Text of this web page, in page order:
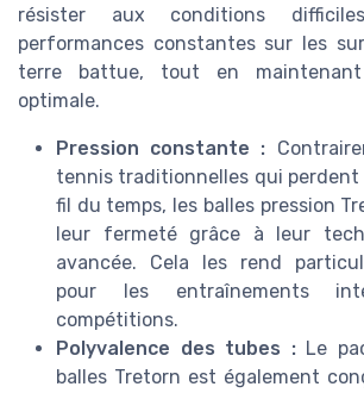
résister aux conditions
performances constantes sur les
terre battue, tout en
optimale.
Pression constante :
tennis traditionnelles qui perdent
fil du temps, les balles pression
leur fermeté grâce à leur
avancée. Cela les rend
pour les entraînements
compétitions.
Polyvalence des tubes :Le
balles Tretorn est également